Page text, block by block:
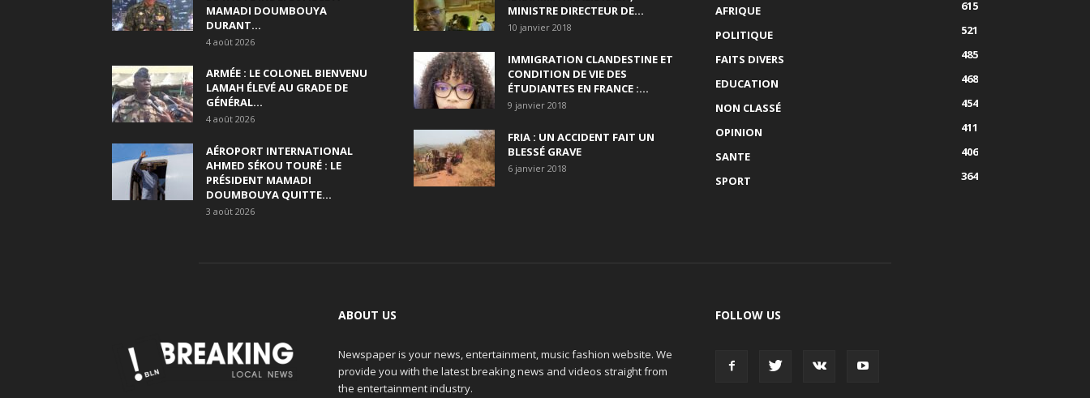
MAMADI DOUMBOUYA
DURANT...
4 août 2026
ARMÉE : LE COLONEL BIENVENU
LAMAH ÉLEVÉ AU GRADE DE
GÉNÉRAL...
4 août 2026
AÉROPORT INTERNATIONAL
AHMED SÉKOU TOURÉ : LE
PRÉSIDENT MAMADI
DOUMBOUYA QUITTE...
3 août 2026
MINISTRE DIRECTEUR DE...
10 janvier 2018
IMMIGRATION CLANDESTINE ET
CONDITION DE VIE DES
ÉTUDIANTES EN FRANCE :...
9 janvier 2018
FRIA : UN ACCIDENT FAIT UN
BLESSÉ GRAVE
6 janvier 2018
AFRIQUE
615
POLITIQUE
521
FAITS DIVERS
485
EDUCATION
468
NON CLASSÉ
454
OPINION
411
SANTE
406
SPORT
364
ABOUT US
Newspaper is your news, entertainment, music fashion website. We
provide you with the latest breaking news and videos straight from
the entertainment industry.
FOLLOW US